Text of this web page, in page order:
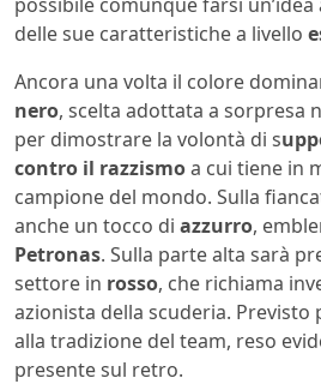
delle sue caratteristiche a livello
Ancora una volta il colore
nero, scelta adottata a sorpresa
per dimostrare la volontà di s
contro il razzismoa cui tiene in
campione del mondo. Sulla
anche un tocco di azzurro,
Petronas. Sulla parte alta sarà
settore in rosso, che richiama
azionista della scuderia.
alla tradizione del team, reso
presente sul retro.